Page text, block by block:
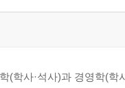
(학사·석사)과 경영학(